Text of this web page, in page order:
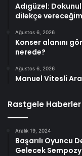
Adıgüzel:
dilekçe vereceğim
Ağustos 6, 2026
Konser alanını
nerede?
Ağustos 6, 2026
Manuel Vitesli
Rastgele Haberler
Aralık 19, 2024
Başarılı Oyuncu
Gelecek